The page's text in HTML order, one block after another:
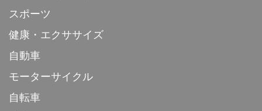
スポーツ
健康・エクササイズ
自動車
モーターサイクル
自転車